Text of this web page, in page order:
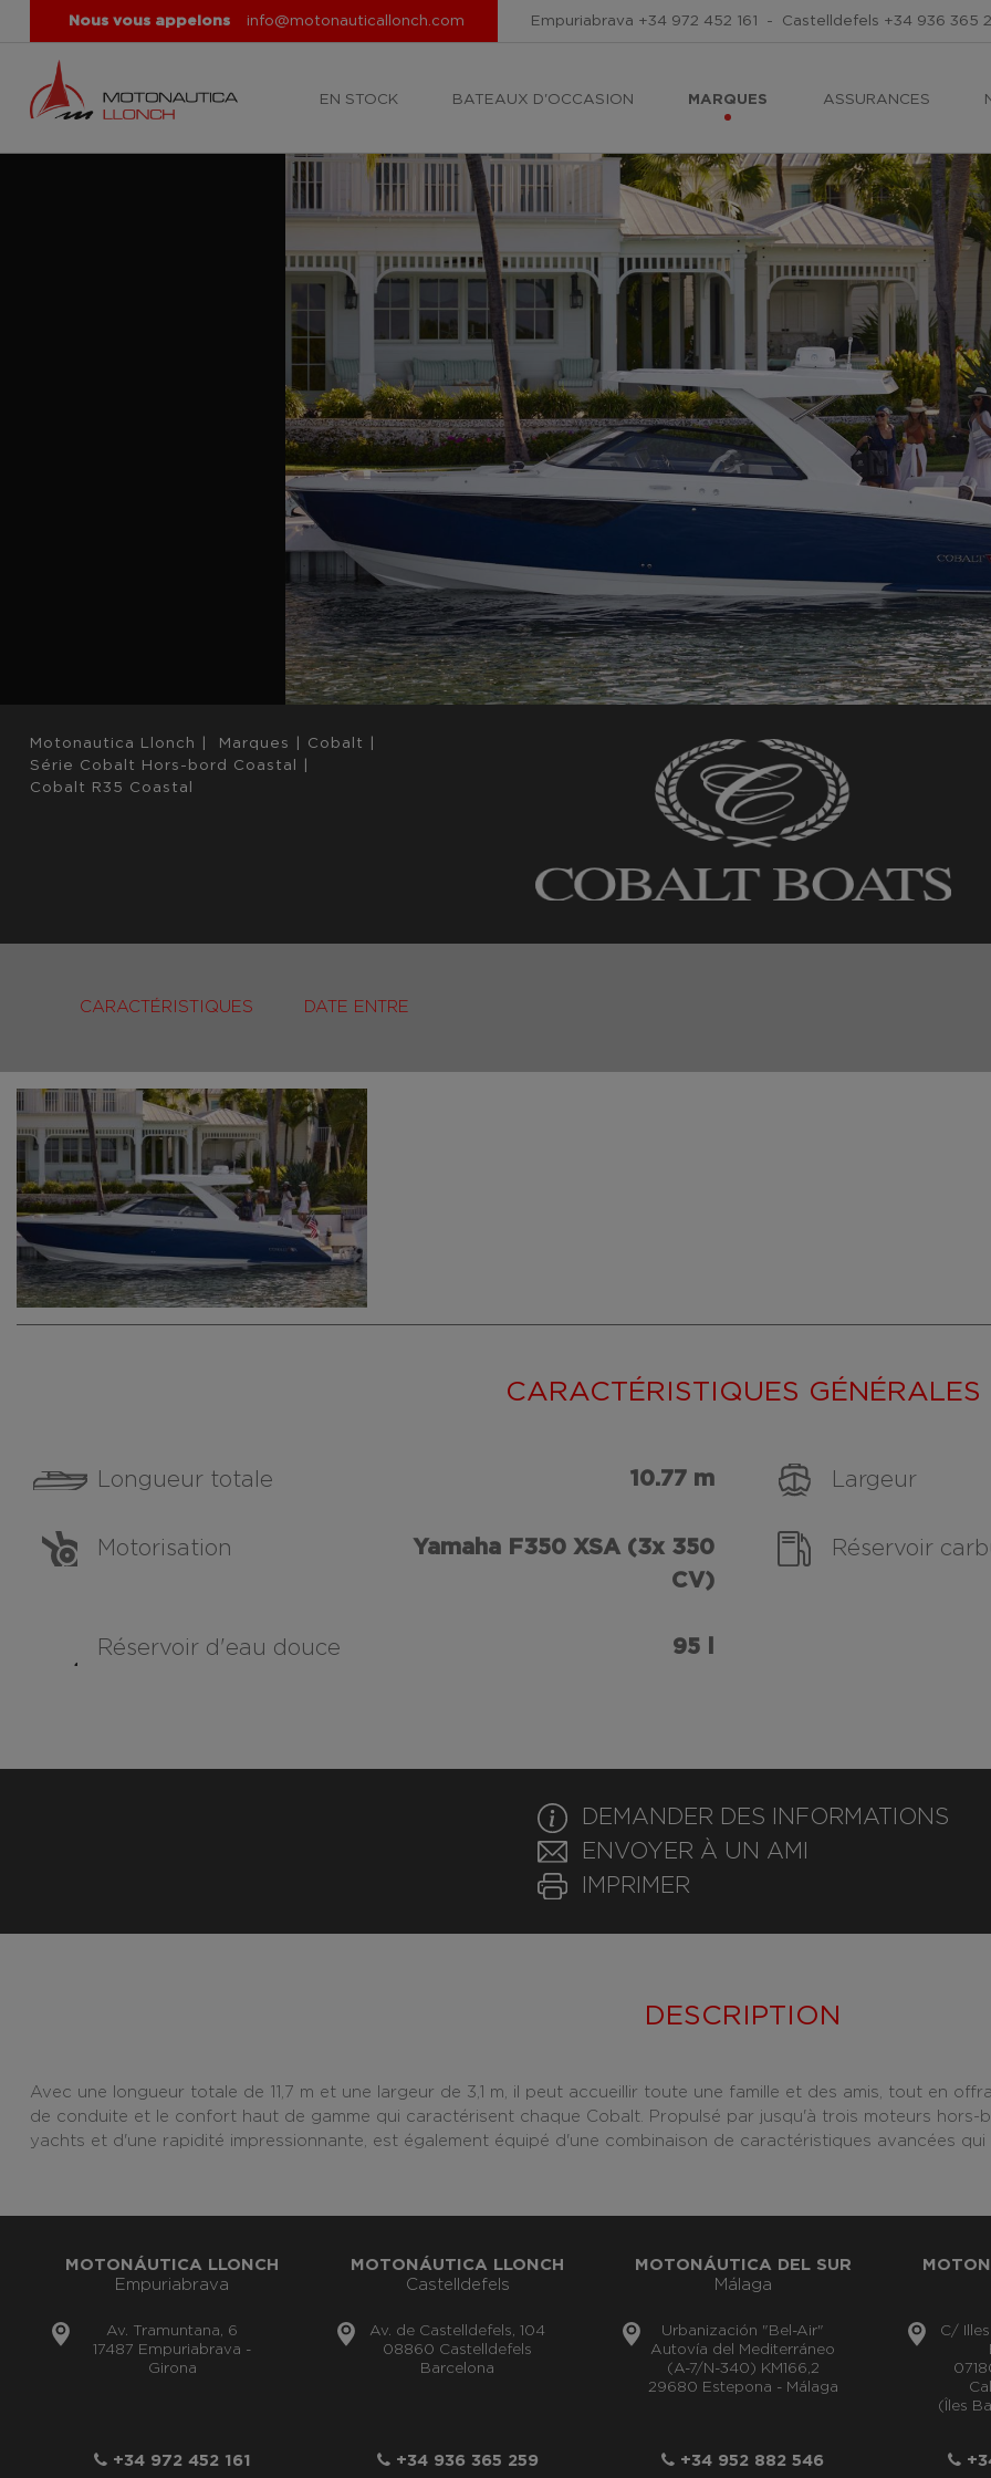
Nous vous appelons info@motonauticallonch.com Empuriabrava +34 972 452 161 - Castelldefels +34 936 365
EN STOCK BATEAUX D'OCCASION MARQUES ASSURANCES
Motonautica Llonch Marques Cobalt
Série Cobalt Hors-bord Coastal
Cobalt R35 Coastal
CARACTÉRISTIQUES DATE ENTRE
CARACTÉRISTIQUES GÉNÉRALES
Longueur totale 10.77 m Largeur
Motorisation
Yamaha F350 XSA (3x 350
CV)
Réservoir
Réservoir d'eau douce 95 l
DEMANDER DES INFORMATIONS
ENVOYER À UN AMI
IMPRIMER
DESCRIPTION
Avec une longueur totale de 11,7 m et une largeur de 3,1 m, il peut accueillir toute une famille et des amis, tout en
de conduite et le confort haut de gamme qui caractérisent chaque Cobalt. Propulsé par jusqu'à trois moteurs hors-
yachts et d'une rapidité impressionnante, est également équipé d'une combinaison de caractéristiques avancées
MOTONÁUTICA LLONCH
Empuriabrava
Av. Tramuntana, 6
17487 Empuriabrava -
Girona
+34 972 452 161
MOTONÁUTICA LLONCH
Castelldefels
Av. de Castelldefels, 104
08860 Castelldefels
Barcelona
+34 936 365 259
MOTONÁUTICA DEL SUR
Málaga
Urbanización "Bel-Air"
Autovía del Mediterráneo
(A-7/N-340) KM166,2
29680 Estepona - Málaga
+34 952 882 546
C/
(Îles